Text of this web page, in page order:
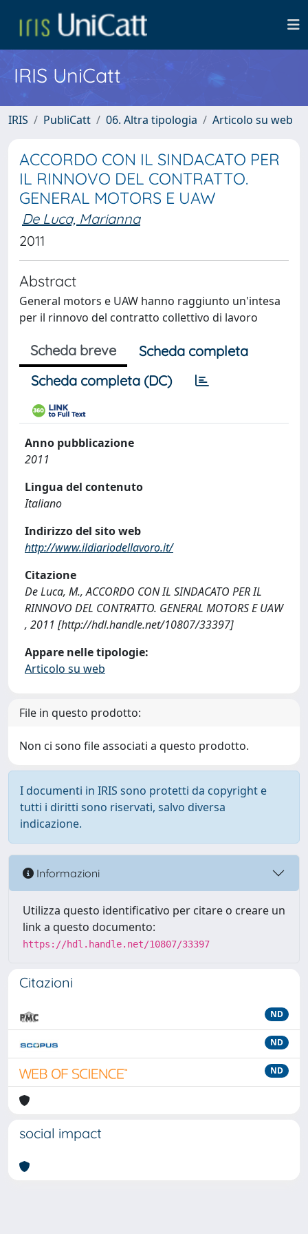
IRIS UniCatt
IRIS PubliCatt 06. Altra tipologia Articolo su web
ACCORDO CON IL SINDACATO PER
IL RINNOVO DEL CONTRATTO.
GENERAL MOTORS E UAW
De Luca, Marianna
2011
Abstract
General motors e UAW hanno raggiunto un'intesa
per il rinnovo del contratto collettivo di lavoro
Scheda breve
Scheda completa
Scheda completa (DC)
Anno pubblicazione
2011
Lingua del contenuto
Italiano
Indirizzo del sito web
http://www.ildiariodellavoro.it/
Citazione
De Luca, M., ACCORDO CON IL SINDACATO PER IL
RINNOVO DEL CONTRATTO. GENERAL MOTORS E UAW
, 2011 [http://hdl.handle.net/10807/33397]
Appare nelle tipologie:
Articolo su web
File in questo prodotto:
Non ci sono file associati a questo prodotto.
I documenti in IRIS sono protetti da copyright e
tutti i diritti sono riservati, salvo diversa
indicazione.
Informazioni
Utilizza questo identificativo per citare o creare un
link a questo documento:
https://hdl.handle.net/10807/33397
Citazioni
ND
ND
ND
social impact